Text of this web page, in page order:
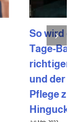
der 3-
Bart mit dem
Styling
der richtigen
zum